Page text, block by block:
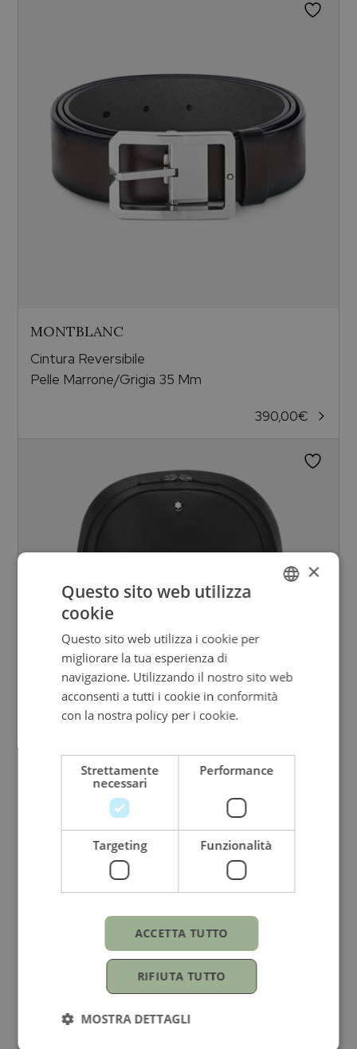
MONTBLANC
Cintura Reversibile
Pelle Marrone/Grigia 35 Mm
390,00€
MONTBLANC
Piccolo Sartorial
1.400,00
×
Questo sito web utilizza
cookie
Questo sito web utilizza i cookie per
migliorare la tua esperienza di
navigazione. Utilizzando il nostro sito web
acconsenti a tutti i cookie in conformità
con la nostra policy per i cookie.
Strettamente
necessari
Performance
Targeting Funzionalità
ACCETTA TUTTO
RIFIUTA TUTTO
MOSTRA DETTAGLI